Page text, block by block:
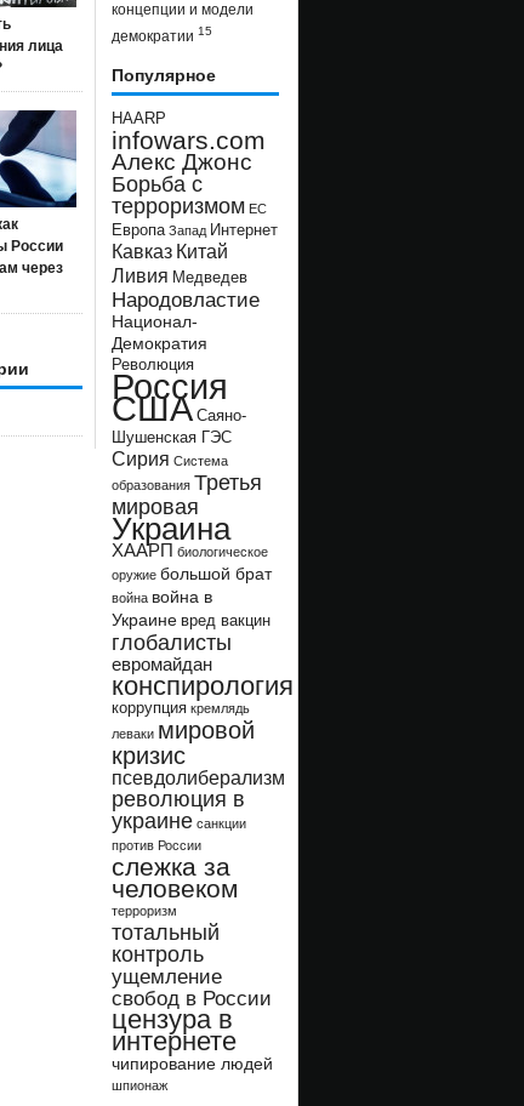
лица
России
через
концепции и модели
демократии 15
Популярное
HAARP
infowars.com
Алекс Джонс
Борьба с
терроризмом ЕС
Европа Запад Интернет
Кавказ Китай
Ливия Медведев
Народовластие
Национал-
Демократия
Революция
Россия
США Саяно-
Шушенская ГЭС
Сирия Система
образования Третья
мировая
Украина
ХААРП биологическое
оружие большой брат
война война в
Украине вред вакцин
глобалисты
евромайдан
конспирология
коррупция кремлядь
леваки мировой
кризис
псевдолиберализм
революция в
украине санкции
против России
слежка за
человеком
терроризм
тотальный
контроль
ущемление
свобод в России
цензура в
интернете
чипирование людей
шпионаж